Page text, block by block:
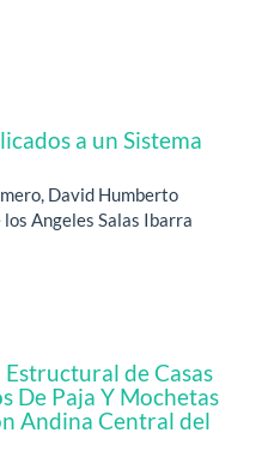
a un Sistema
David Humberto
Angeles Salas Ibarra
de Casas
De Paja Y Mochetas
Andina Central del